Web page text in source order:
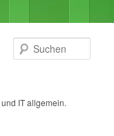
IT allgemein.